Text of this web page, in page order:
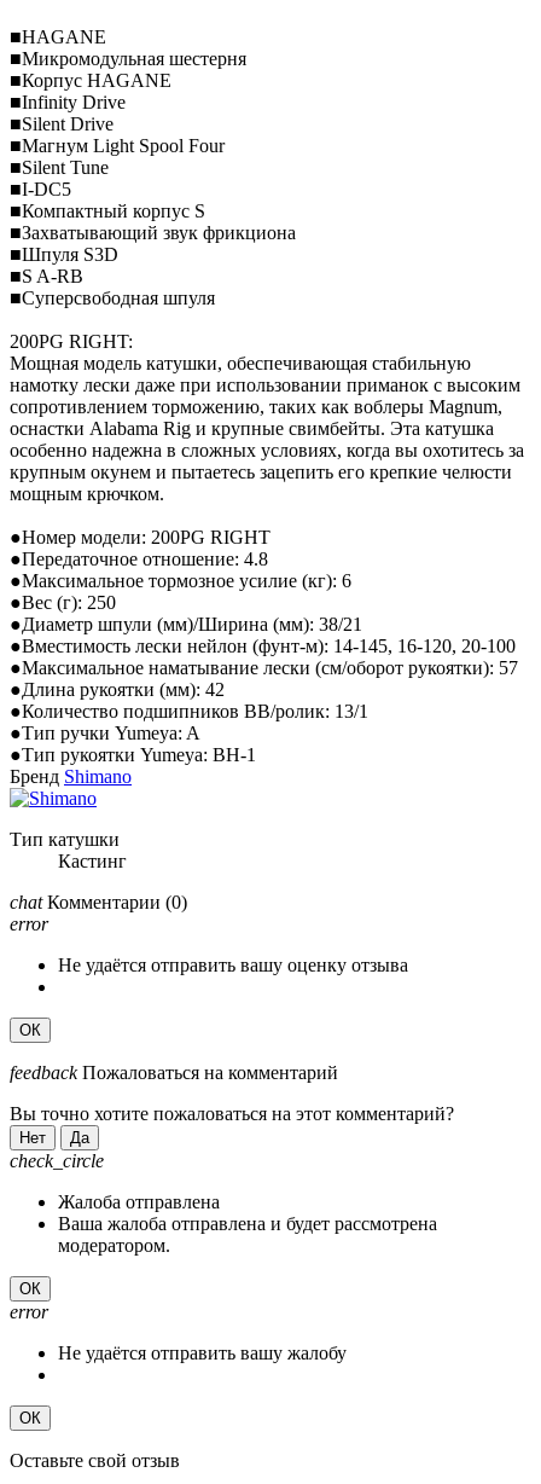
■HAGANE
■Микромодульная шестерня
■Корпус HAGANE
■Infinity Drive
■Silent Drive
■Магнум Light Spool Four
■Silent Tune
■I-DC5
■Компактный корпус S
■Захватывающий звук фрикциона
■Шпуля S3D
■S A-RB
■Суперсвободная шпуля
200PG RIGHT:
Мощная модель катушки, обеспечивающая стабильную
намотку лески даже при использовании приманок с высоким
сопротивлением торможению, таких как воблеры Magnum,
оснастки Alabama Rig и крупные свимбейты. Эта катушка
особенно надежна в сложных условиях, когда вы охотитесь за
крупным окунем и пытаетесь зацепить его крепкие челюсти
мощным крючком.
●Номер модели: 200PG RIGHT
●Передаточное отношение: 4.8
●Максимальное тормозное усилие (кг): 6
●Вес (г): 250
●Диаметр шпули (мм)/Ширина (мм): 38/21
●Вместимость лески нейлон (фунт-м): 14-145, 16-120, 20-100
●Максимальное наматывание лески (см/оборот рукоятки): 57
●Длина рукоятки (мм): 42
●Количество подшипников BB/ролик: 13/1
●Тип ручки Yumeya: A
●Тип рукоятки Yumeya: BH-1
Бренд Shimano
Тип катушки
Кастинг
chat Комментарии (0)
error
Не удаётся отправить вашу оценку отзыва
ОК
feedback Пожаловаться на комментарий
Вы точно хотите пожаловаться на этот комментарий?
Нет Да
check_circle
Жалоба отправлена
Ваша жалоба отправлена и будет рассмотрена
модератором.
ОК
error
Не удаётся отправить вашу жалобу
ОК
Оставьте свой отзыв